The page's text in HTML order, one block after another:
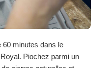
60 minutes dans le
Piochez parmi un